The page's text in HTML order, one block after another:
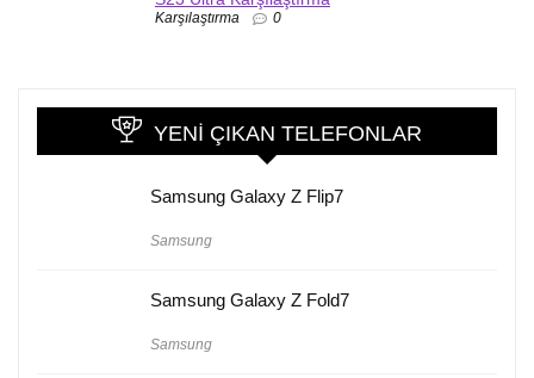
Karşılaştırma 0
YENI ÇIKAN TELEFONLAR
Samsung Galaxy Z Flip7
Samsung
Samsung Galaxy Z Fold7
Samsung